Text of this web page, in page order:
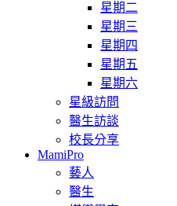
星期二
星期三
星期四
星期五
星期六
星級訪問
醫生訪談
校長分享
MamiPro
藝人
醫生